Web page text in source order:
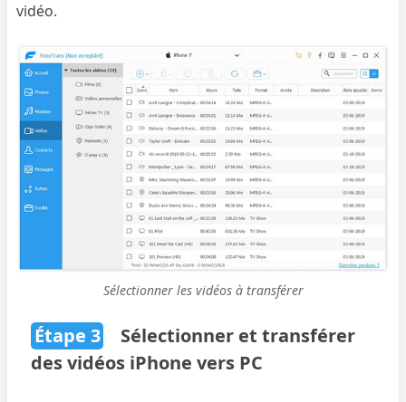
vidéo.
Sélectionner les vidéos à transférer
Étape 3
Sélectionner et transférer
des vidéos iPhone vers PC